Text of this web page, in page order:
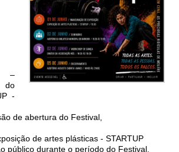
–
-
de abertura do Festival,
de artes plásticas - STARTUP
público durante o período do Festival.